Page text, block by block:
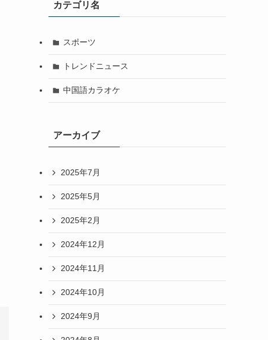
カテゴリ名
スポーツ
トレンドニュース
中国語カラオケ
アーカイブ
2025年7月
2025年5月
2025年2月
2024年12月
2024年11月
2024年10月
2024年9月